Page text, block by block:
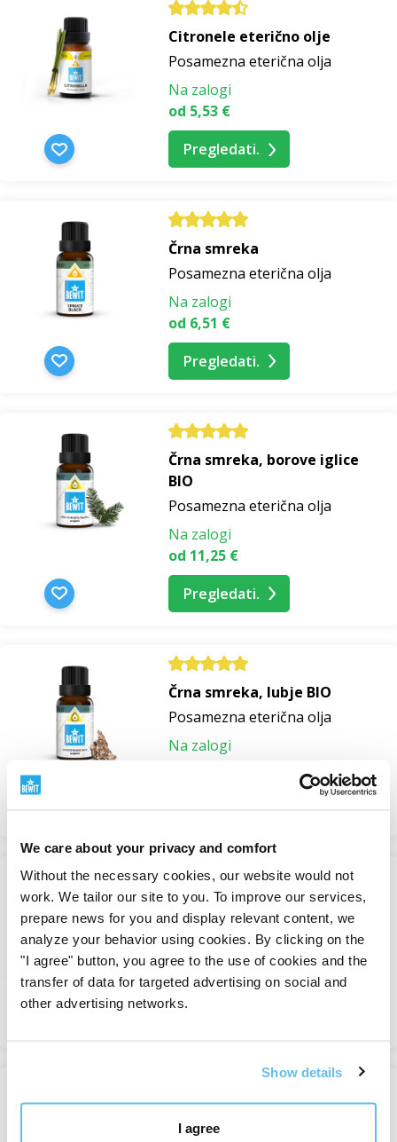
We care about your privacy and comfort
Without the necessary cookies, our website would not
work. We tailor our site to you. To improve our services,
prepare news for you and display relevant content, we
analyze your behavior using cookies. By clicking on the
"I agree" button, you agree to the use of cookies and the
transfer of data for targeted advertising on social and
other advertising networks.
Show details
I agree
Citronele eterično olje
Posamezna eterična olja
Na zalogi
od 5,53 €
Pregledati.
Črna smreka
Posamezna eterična olja
Na zalogi
od 6,51 €
Pregledati.
Črna smreka, borove iglice
BIO
Posamezna eterična olja
Na zalogi
od 11,25 €
Pregledati.
Črna smreka, lubje BIO
Posamezna eterična olja
Na zalogi
Cypress BIO
Posamezna eterična olja
Na zalogi
od 7,70 €
Cypriol
Posamezna eterična olja